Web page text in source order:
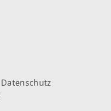
Datenschutz